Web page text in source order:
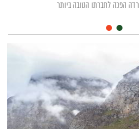
הפכה לחברתו הטובה ביותר